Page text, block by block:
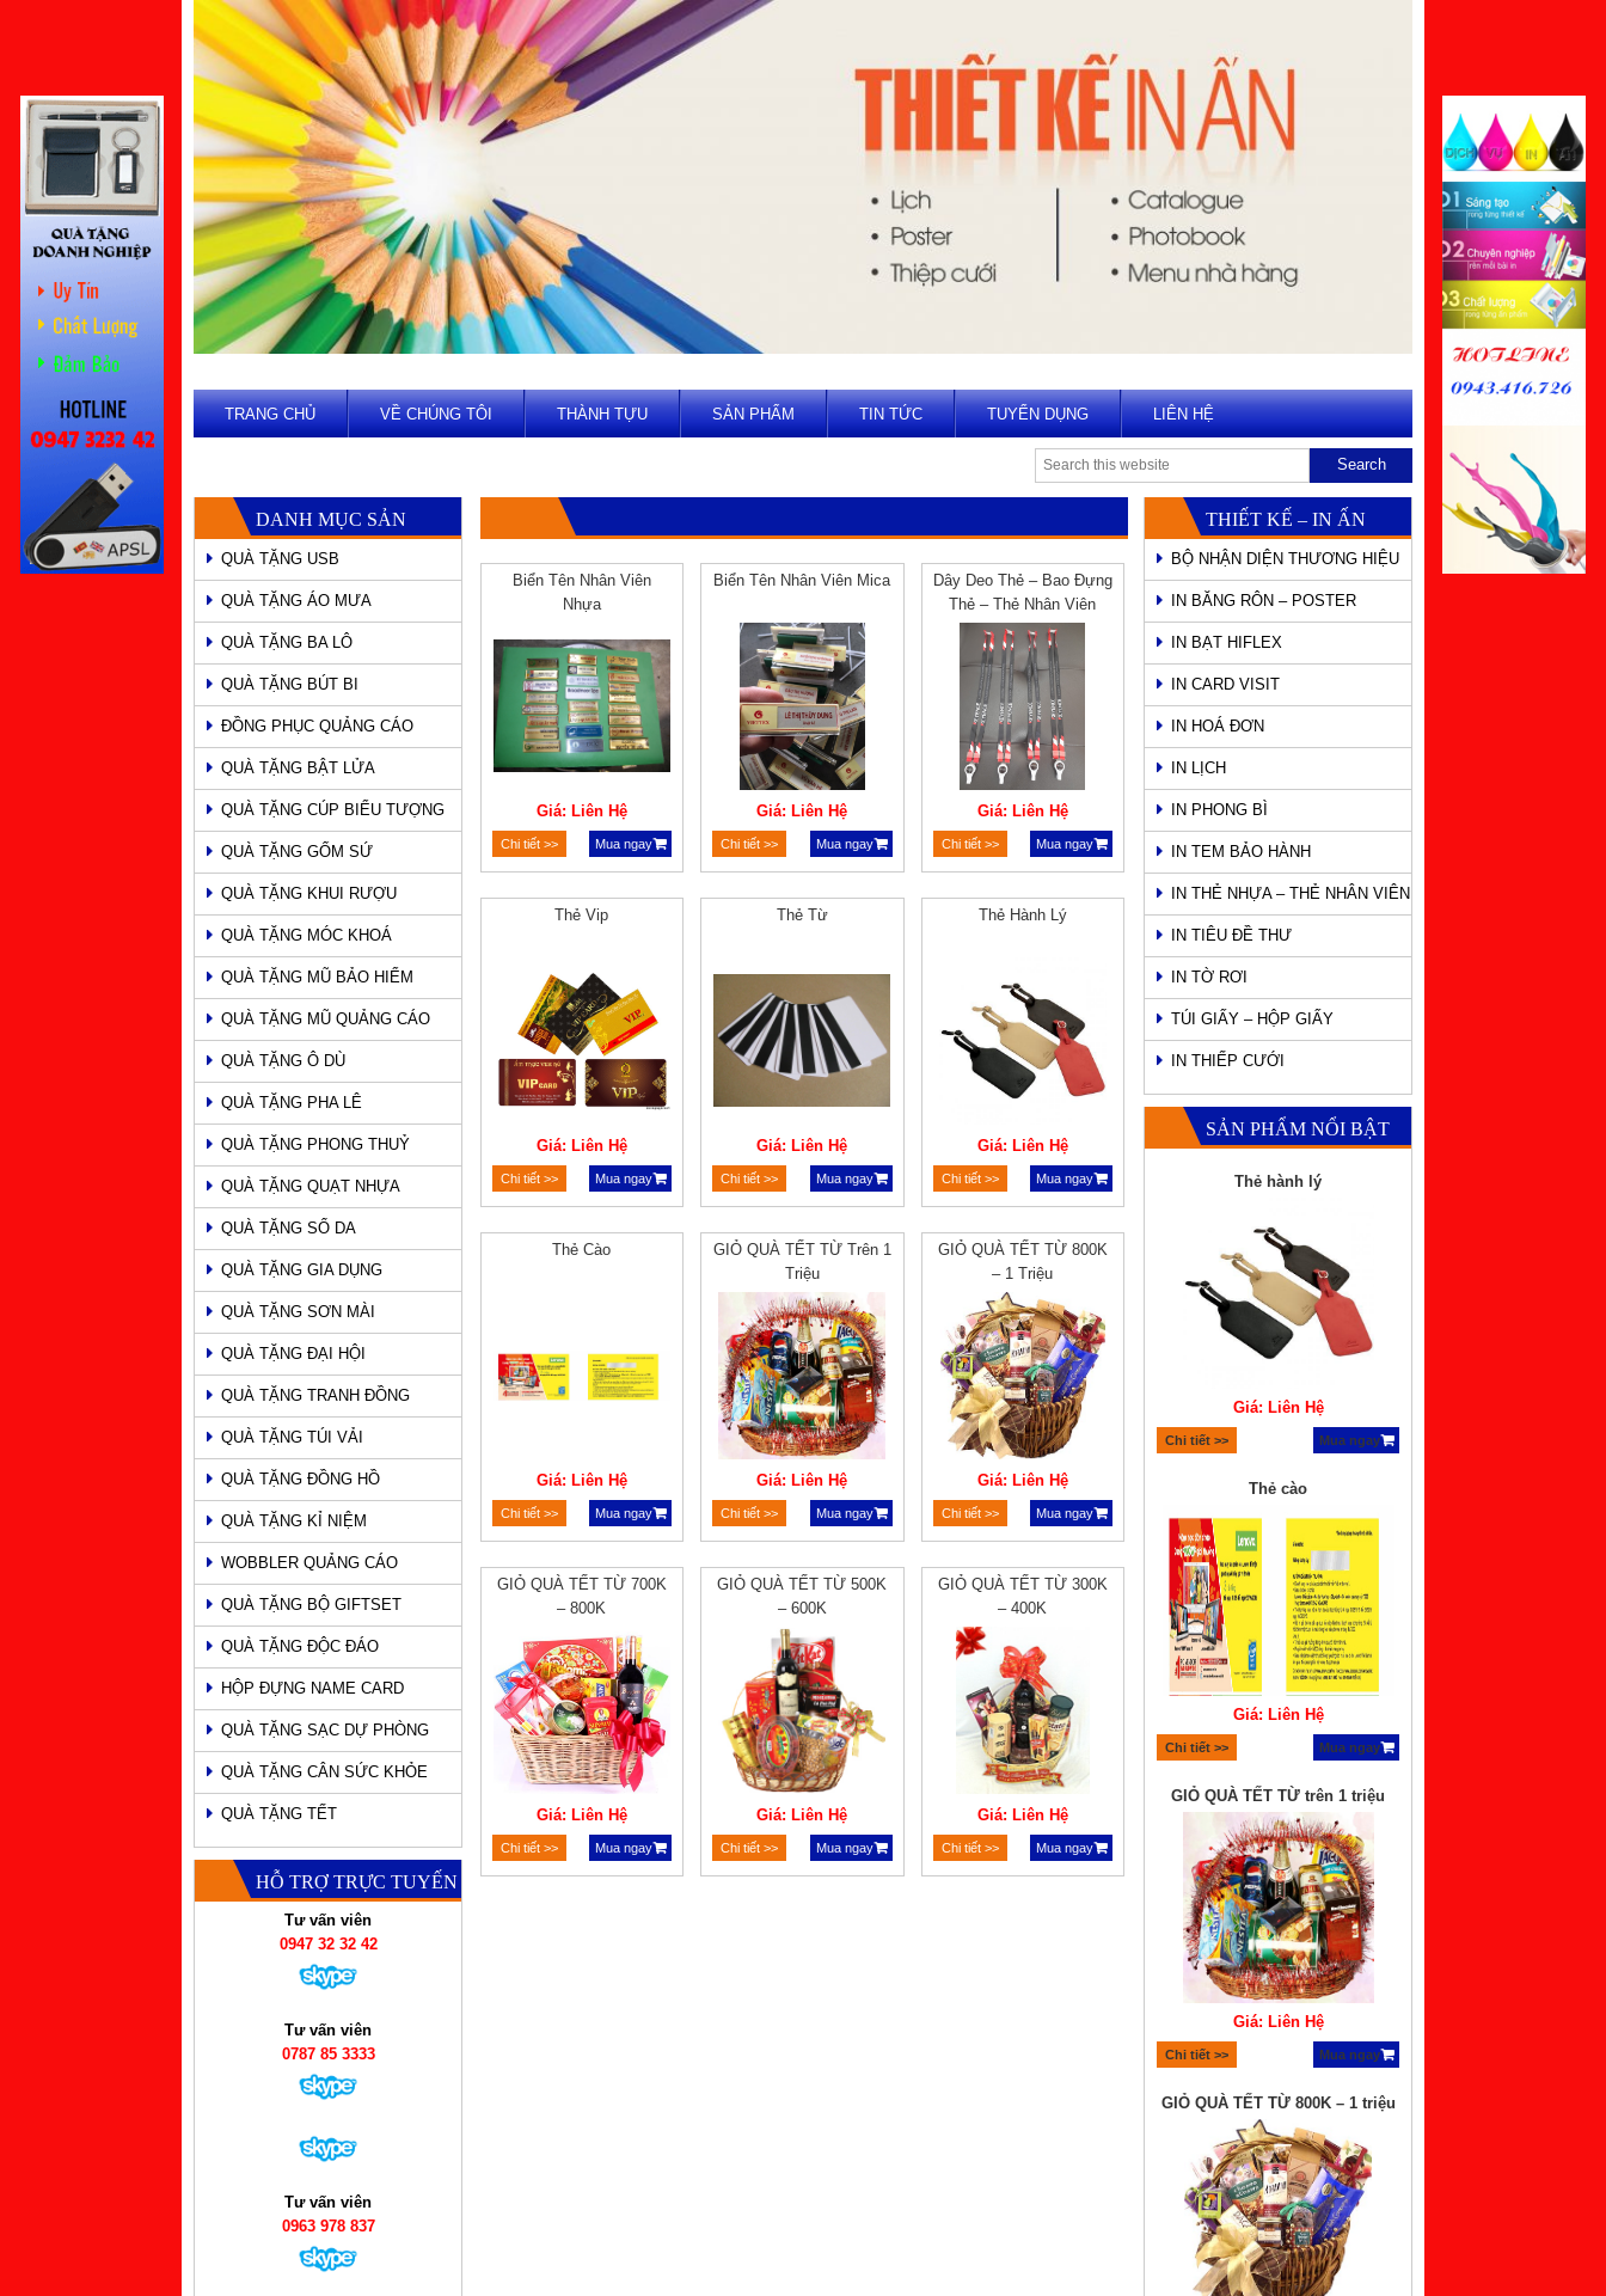
TRANG CHỦ VỀ CHÚNG TÔI THÀNH TỰU SẢN PHẨM TIN TỨC TUYỂN DỤNG LIÊN HỆ
Biển Tên Nhân Viên
Nhựa
Giá: Liên Hệ
Chi tiết >> Mua ngay
Biển Tên Nhân Viên Mica
Giá: Liên Hệ
Chi tiết >> Mua ngay
Dây Deo Thẻ – Bao Đựng
Thẻ – Thẻ Nhân Viên
Giá: Liên Hệ
Chi tiết >> Mua ngay
Thẻ Vip
Giá: Liên Hệ
Chi tiết >> Mua ngay
Thẻ Từ
Giá: Liên Hệ
Chi tiết >> Mua ngay
Thẻ Hành Lý
Giá: Liên Hệ
Chi tiết >> Mua ngay
Thẻ Cào
Giá: Liên Hệ
Chi tiết >> Mua ngay
GIỎ QUÀ TẾT TỪ Trên 1
Triệu
Giá: Liên Hệ
Chi tiết >> Mua ngay
GIỎ QUÀ TẾT TỪ 800K
– 1 Triệu
Giá: Liên Hệ
Chi tiết >> Mua ngay
GIỎ QUÀ TẾT TỪ 700K
– 800K
Giá: Liên Hệ
Chi tiết >> Mua ngay
GIỎ QUÀ TẾT TỪ 500K
– 600K
Giá: Liên Hệ
Chi tiết >> Mua ngay
GIỎ QUÀ TẾT TỪ 300K
– 400K
Giá: Liên Hệ
Chi tiết >> Mua ngay
THIẾT KẾ – IN ẤN
BỘ NHẬN DIỆN THƯƠNG HIỆU
IN BĂNG RÔN – POSTER
IN BẠT HIFLEX
IN CARD VISIT
IN HOÁ ĐƠN
IN LỊCH
IN PHONG BÌ
IN TEM BẢO HÀNH
IN THẺ NHỰA – THẺ NHÂN VIÊN
IN TIÊU ĐỀ THƯ
IN TỜ RƠI
TÚI GIẤY – HỘP GIẤY
IN THIẾP CƯỚI
SẢN PHẨM NỔI BẬT
Mua ngay
Giá: Liên Hệ
Mua ngay
Giá: Liên Hệ
Mua ngay
DANH MỤC SẢN
PHẨM
QUÀ TẶNG USB
QUÀ TẶNG ÁO MƯA
QUÀ TẶNG BA LÔ
QUÀ TẶNG BÚT BI
ĐỒNG PHỤC QUẢNG CÁO
QUÀ TẶNG BẬT LỬA
QUÀ TẶNG CÚP BIỂU TƯỢNG
QUÀ TẶNG GỐM SỨ
QUÀ TẶNG KHUI RƯỢU
QUÀ TẶNG MÓC KHOÁ
QUÀ TẶNG MŨ BẢO HIỂM
QUÀ TẶNG MŨ QUẢNG CÁO
QUÀ TẶNG Ô DÙ
QUÀ TẶNG PHA LÊ
QUÀ TẶNG PHONG THUỶ
QUÀ TẶNG QUẠT NHỰA
QUÀ TẶNG SỔ DA
QUÀ TẶNG GIA DỤNG
QUÀ TẶNG SƠN MÀI
QUÀ TẶNG ĐẠI HỘI
QUÀ TẶNG TRANH ĐỒNG
QUÀ TẶNG TÚI VẢI
QUÀ TẶNG ĐỒNG HỒ
QUÀ TẶNG KỈ NIỆM
WOBBLER QUẢNG CÁO
QUÀ TẶNG BỘ GIFTSET
QUÀ TẶNG ĐỘC ĐÁO
HỘP ĐỰNG NAME CARD
QUÀ TẶNG SẠC DỰ PHÒNG
QUÀ TẶNG CÂN SỨC KHỎE
QUÀ TẶNG TẾT
HỖ TRỢ TRỰC TUYẾN
Tư vấn viên
0947 32 32 42
Tư vấn viên
0787 85 3333
Tư vấn viên
0963 978 837